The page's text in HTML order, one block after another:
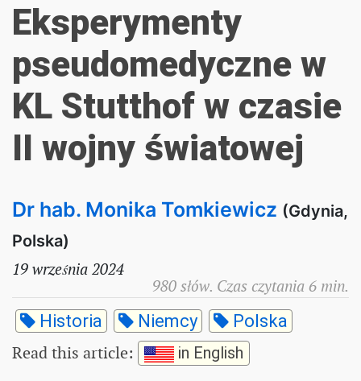
Eksperymenty
pseudomedyczne w
KL Stutthof w czasie
II wojny światowej
Dr hab. Monika Tomkiewicz (Gdynia,
Polska)
19 września 2024
980 słów. Czas czytania 6 min.
Historia Niemcy Polska
Read this article: in English